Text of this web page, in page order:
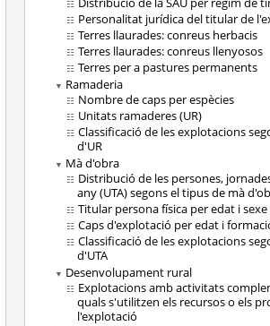
Personalitat jurídica del titular de
Terres llaurades: conreus herbacis
Terres llaurades: conreus llenyosos
Terres per a pastures permanents
Ramaderia
Nombre de caps per espècies
Unitats ramaderes (UR)
Classificació de les explotacions
d'UR
Mà d'obra
Distribució de les persones,
any (UTA) segons el tipus de mà
Titular persona física per edat i sexe
Caps d'explotació per edat i
Classificació de les explotacions
d'UTA
Desenvolupament rural
Explotacions amb activitats
quals s'utilitzen els recursos o els
l'explotació